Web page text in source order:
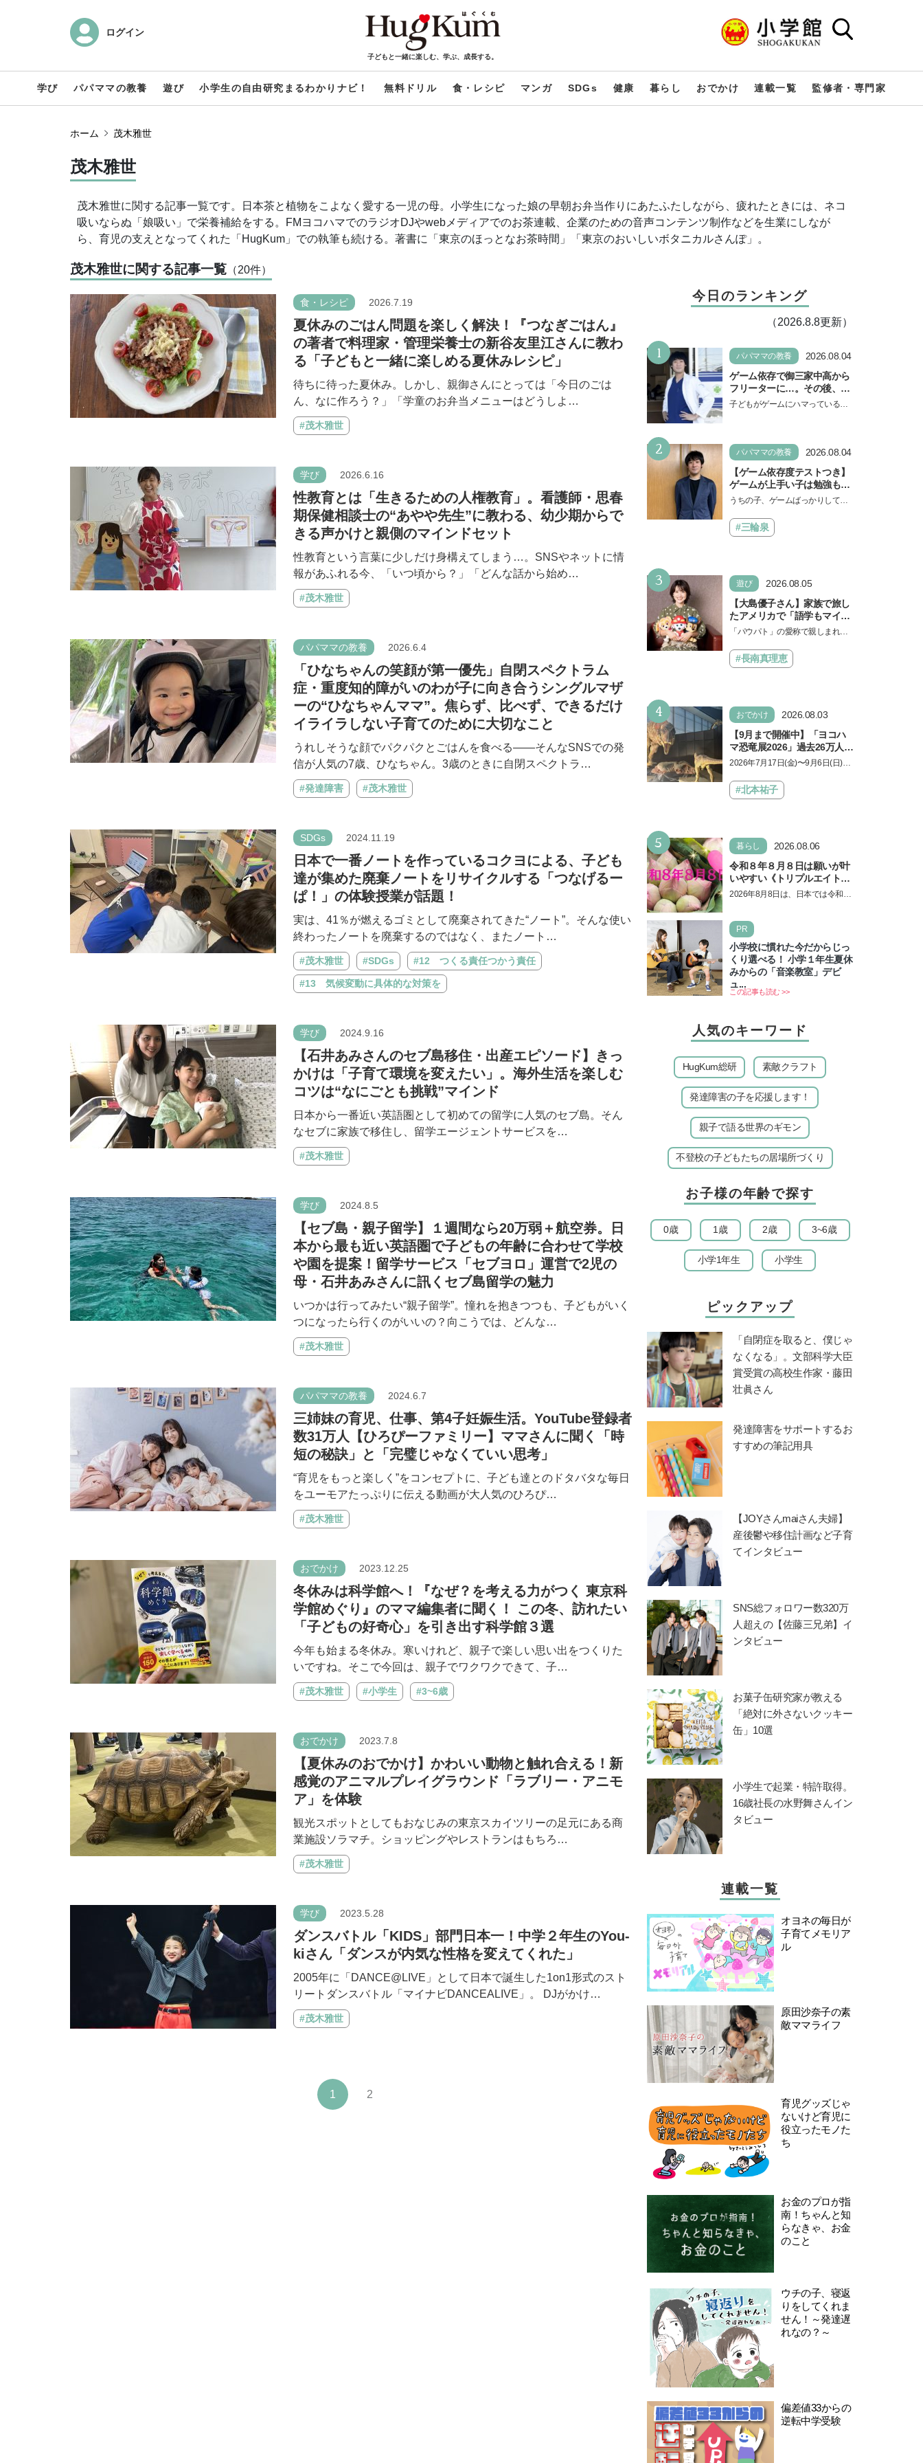
ログイン
子どもと一緒に楽しむ、学ぶ、成長する。
学び パパママの教養 遊び 小学生の自由研究まるわかりナビ！ 無料ドリル 食・レシピ マンガ SDGs 健康 暮らし おでかけ 連載一覧 監修者・専門家
ホーム 茂木雅世
茂木雅世
茂木雅世に関する記事一覧です。日本茶と植物をこよなく愛する一児の母。小学生になった娘の早朝お弁当作りにあたふたしながら、疲れたときには、ネコ
吸いならぬ「娘吸い」で栄養補給をする。FMヨコハマでのラジオDJやwebメディアでのお茶連載、企業のための音声コンテンツ制作などを生業にしなが
ら、育児の支えとなってくれた「HugKum」での執筆も続ける。著書に「東京のほっとなお茶時間」「東京のおいしいボタニカルさんぽ」。
茂木雅世に関する記事一覧 （20件）
食・レシピ 2026.7.19
夏休みのごはん問題を楽しく解決！『つなぎごはん』
の著者で料理家・管理栄養士の新谷友里江さんに教わ
る「子どもと一緒に楽しめる夏休みレシピ」
待ちに待った夏休み。しかし、親御さんにとっては「今日のごは
ん、なに作ろう？」「学童のお弁当メニューはどうしよ…
#茂木雅世
学び 2026.6.16
性教育とは「生きるための人権教育」。看護師・思春
期保健相談士の“あやや先生”に教わる、幼少期からで
きる声かけと親側のマインドセット
性教育という言葉に少しだけ身構えてしまう…。SNSやネットに情
報があふれる今、「いつ頃から？」「どんな話から始め…
#茂木雅世
パパママの教養 2026.6.4
「ひなちゃんの笑顔が第一優先」自閉スペクトラム
症・重度知的障がいのわが子に向き合うシングルマザ
ーの“ひなちゃんママ”。焦らず、比べず、できるだけ
イライラしない子育てのために大切なこと
うれしそうな顔でパクパクとごはんを食べる――そんなSNSでの発
信が人気の7歳、ひなちゃん。3歳のときに自閉スペクトラ…
#発達障害 #茂木雅世
SDGs 2024.11.19
日本で一番ノートを作っているコクヨによる、子ども
達が集めた廃棄ノートをリサイクルする「つなげるー
ぱ！」の体験授業が話題！
実は、41％が燃えるゴミとして廃棄されてきた“ノート”。そんな使い
終わったノートを廃棄するのではなく、またノート…
#茂木雅世 #SDGs #12 つくる責任つかう責任
#13 気候変動に具体的な対策を
学び 2024.9.16
【石井あみさんのセブ島移住・出産エピソード】きっ
かけは「子育て環境を変えたい」。海外生活を楽しむ
コツは“なにごとも挑戦”マインド
日本から一番近い英語圏として初めての留学に人気のセブ島。そん
なセブに家族で移住し、留学エージェントサービスを…
#茂木雅世
学び 2024.8.5
【セブ島・親子留学】１週間なら20万弱＋航空券。日
本から最も近い英語圏で子どもの年齢に合わせて学校
や園を提案！留学サービス「セブヨロ」運営で2児の
母・石井あみさんに訊くセブ島留学の魅力
いつかは行ってみたい“親子留学”。憧れを抱きつつも、子どもがいく
つになったら行くのがいいの？向こうでは、どんな…
#茂木雅世
パパママの教養 2024.6.7
三姉妹の育児、仕事、第4子妊娠生活。YouTube登録者
数31万人【ひろぴーファミリー】ママさんに聞く「時
短の秘訣」と「完璧じゃなくていい思考」
“育児をもっと楽しく”をコンセプトに、子ども達とのドタバタな毎日
をユーモアたっぷりに伝える動画が大人気のひろぴ…
#茂木雅世
おでかけ 2023.12.25
冬休みは科学館へ！『なぜ？を考える力がつく 東京科
学館めぐり』のママ編集者に聞く！ この冬、訪れたい
「子どもの好奇心」を引き出す科学館３選
今年も始まる冬休み。寒いけれど、親子で楽しい思い出をつくりた
いですね。そこで今回は、親子でワクワクできて、子…
#茂木雅世 #小学生 #3~6歳
おでかけ 2023.7.8
【夏休みのおでかけ】かわいい動物と触れ合える！新
感覚のアニマルプレイグラウンド「ラブリー・アニモ
ア」を体験
観光スポットとしてもおなじみの東京スカイツリーの足元にある商
業施設ソラマチ。ショッピングやレストランはもちろ…
#茂木雅世
学び 2023.5.28
ダンスバトル「KIDS」部門日本一！中学２年生のYou-
kiさん「ダンスが内気な性格を変えてくれた」
2005年に「DANCE@LIVE」として日本で誕生した1on1形式のスト
リートダンスバトル「マイナビDANCEALIVE」。 DJがかけ…
#茂木雅世
1 2
今日のランキング
（2026.8.8更新）
1 パパママの教養
2026.08.04
ゲーム依存で御三家中高から
フリーターに…。その後、医
学部へ逆転合格した現役医師
子どもがゲームにハマっている
2 パパママの教養
2026.08.04
【ゲーム依存度テストつき】
ゲームが上手い子は勉強もで
きる？御三家中高卒でゲーマ
えるゲームしながら受験で勝
つためのメソッド
うちの子、ゲームばっかりしてい
言し、子どもとトラブルになる家
庭は多いもの。でも…
#三輪泉
3 遊び
2026.08.05
【大島優子さん】家族で旅し
たアメリカで「語学もマイン
ドも！ 子どもの成長はすごか
『パウ・パトロール ザ・ダイ
ノ・ムービー』ではあきらめ
「パウパト」の愛称で親しまれる
の劇場版シリーズ第3弾、映画『パ
ウ・パトロール ザ…
#長南真理恵
4 おでかけ
2026.08.03
【9月まで開催中】「ヨコハ
マ恐竜展2026」過去26万人を
動員した恐竜展が9年ぶりに
しむポイントを完全ガイド
2026年7月17日(金)〜9月6日(日)、
「ヨコハマ恐竜展2026〜恐竜の食
卓大図鑑〜」が開催…
#北本祐子
5 暮らし
2026.08.06
令和８年８月８日は願いが叶
いやすい《トリプルエイト》
の日！ 13日の獅子座の新月
2026年8月8日は、日本では令和8
ズゲート」というとって…
PR
小学校に慣れた今だからじっ
くり選べる！ 小学１年生夏休
みからの「音楽教室」デビ
ュ...
この記事も読む >>
人気のキーワード
HugKum総研 素敵クラフト
発達障害の子を応援します！
親子で語る世界のギモン
不登校の子どもたちの居場所づくり
お子様の年齢で探す
0歳 1歳 2歳 3~6歳
小学1年生 小学生
ピックアップ
「自閉症を取ると、僕じゃ
なくなる」。文部科学大臣
賞受賞の高校生作家・藤田
壮眞さん
発達障害をサポートするお
すすめの筆記用具
【JOYさんmaiさん夫婦】
産後鬱や移住計画など子育
てインタビュー
SNS総フォロワー数320万
人超えの【佐藤三兄弟】イ
ンタビュー
お菓子缶研究家が教える
「絶対に外さないクッキー
缶」10選
小学生で起業・特許取得。
16歳社長の水野舞さんイン
タビュー
連載一覧
オヨネの毎日が
子育てメモリア
ル
原田沙奈子の素
敵ママライフ
育児グッズじゃ
ないけど育児に
役立ったモノた
ち
お金のプロが指
南！ちゃんと知
らなきゃ、お金
のこと
ウチの子、寝返
りをしてくれま
せん！～発達遅
れなの？～
偏差値33からの
逆転中学受験